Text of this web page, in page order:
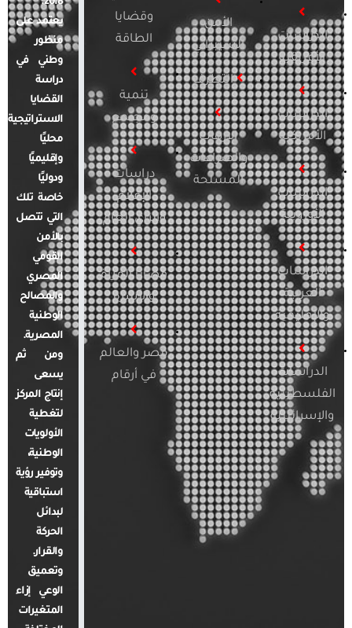
الدراسات
الأفريقية
الدراسات
الأمريكية
الدراسات
الأوروبية
الدراسات
العربية
والإقليمية
الدراسات
الفلسطينية
والإسرائيلية
الأمن
السيبراني
التطرف
الإرهاب
والصراعات
المسلحة
وقضايا
الطاقة
تنمية
ومجتمع
دراسات
الإعلام
والرأي العام
قضايا المرأة
والأسرة
مصر والعالم
في أرقام
يعتمد على
منظور
وطني في
دراسة
القضايا
الاستراتيجية
محليًا
وإقليميًا
ودوليًا
خاصة تلك
التي تتصل
بالأمن
القومي
المصري
والمصالح
الوطنية
المصرية.
ومن ثم
يسعى
إنتاج المركز
لتغطية
الأولويات
الوطنية،
وتوفير رؤية
استباقية
لبدائل
الحركة
والقرار.
وتعميق
الوعي إزاء
المتغيرات